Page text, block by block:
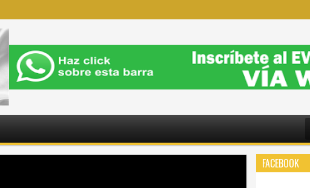
FACEBOOK